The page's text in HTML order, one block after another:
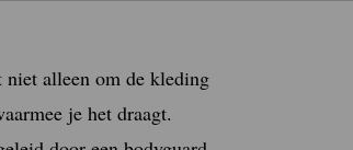
niet alleen om de kleding
je het draagt.